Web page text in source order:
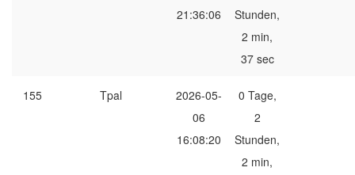
21:36:06
Stunden,
2 min,
37 sec
155 Tpal
2026-05-
06
16:08:20
0 Tage,
2
Stunden,
2 min,